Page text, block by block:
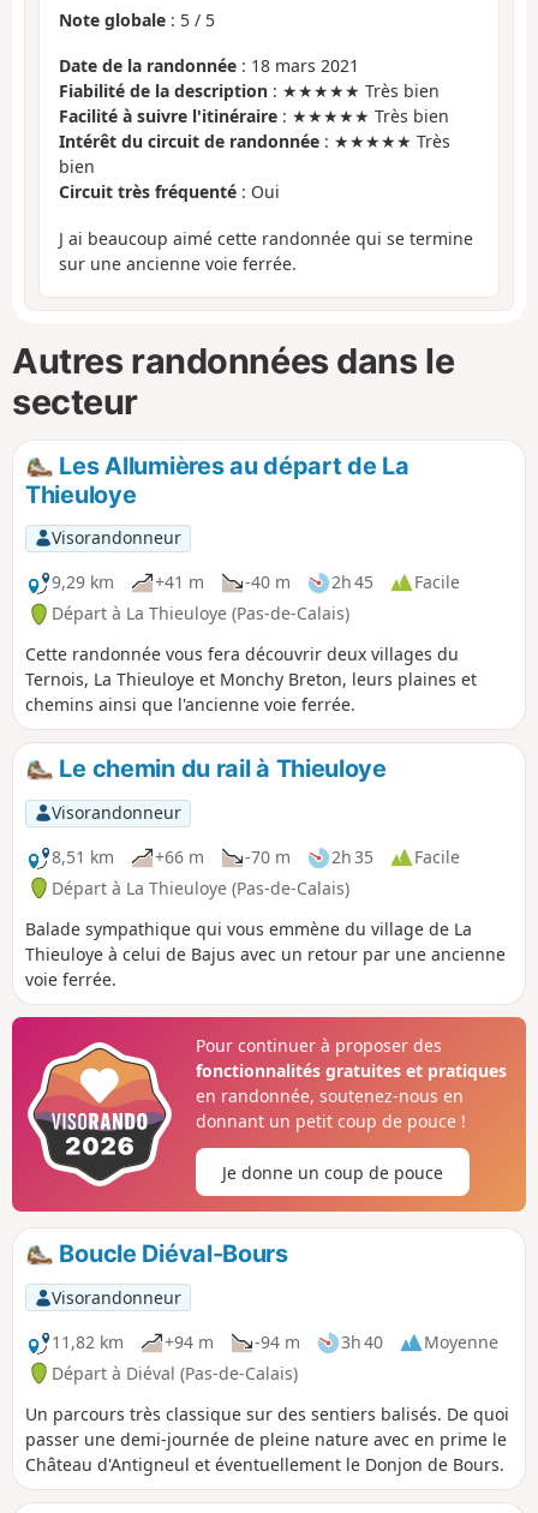
Note globale : 5 / 5
Date de la randonnée : 18 mars 2021
Fiabilité de la description : ★★★★★ Très bien
Facilité à suivre l'itinéraire : ★★★★★ Très bien
Intérêt du circuit de randonnée : ★★★★★ Très
bien
Circuit très fréquenté : Oui
J ai beaucoup aimé cette randonnée qui se termine
sur une ancienne voie ferrée.
Autres randonnées dans le
secteur
Les Allumières au départ de La
Thieuloye
Visorandonneur
9,29 km
+41 m -40 m 2h 45
Facile
Départ à La Thieuloye (Pas-de-Calais)
Cette randonnée vous fera découvrir deux villages du
Ternois, La Thieuloye et Monchy Breton, leurs plaines et
chemins ainsi que l'ancienne voie ferrée.
Le chemin du rail à Thieuloye
Visorandonneur
8,51 km
+66 m -70 m 2h 35
Facile
Départ à La Thieuloye (Pas-de-Calais)
Balade sympathique qui vous emmène du village de La
Thieuloye à celui de Bajus avec un retour par une ancienne
voie ferrée.
Pour continuer à proposer des
fonctionnalités gratuites et pratiques
en randonnée, soutenez-nous en
donnant un petit coup de pouce !
Je donne un coup de pouce
Boucle Diéval-Bours
Visorandonneur
11,82 km
+94 m -94 m 3h 40
Moyenne
Départ à Diéval (Pas-de-Calais)
Un parcours très classique sur des sentiers balisés. De quoi
passer une demi-journée de pleine nature avec en prime le
Château d'Antigneul et éventuellement le Donjon de Bours.